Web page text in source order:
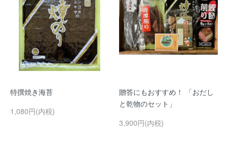
特撰焼き海苔
1,080円(内税)
贈答にもおすすめ！ 「おだし
と乾物のセット」
3,900円(内税)